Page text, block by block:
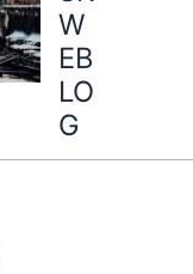
W
EB
LO
G